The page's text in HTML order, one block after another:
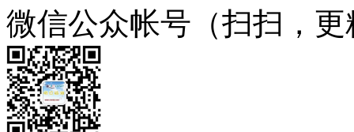
微信公众帐号（扫扫，更